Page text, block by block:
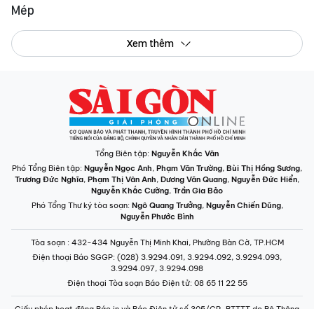
Mép
Xem thêm
Tổng Biên tập: Nguyễn Khắc Văn
Phó Tổng Biên tập: Nguyễn Ngọc Anh, Phạm Văn Trường, Bùi Thị Hồng Sương,
Trương Đức Nghĩa, Phạm Thị Vân Anh, Dương Văn Quang, Nguyễn Đức Hiển,
Nguyễn Khắc Cường, Trần Gia Bảo
Phó Tổng Thư ký tòa soạn: Ngô Quang Trưởng, Nguyễn Chiến Dũng,
Nguyễn Phước Bình
Tòa soạn : 432-434 Nguyễn Thị Minh Khai, Phường Bàn Cờ, TP.HCM
Điện thoại Báo SGGP: (028) 3.9294.091, 3.9294.092, 3.9294.093,
3.9294.097, 3.9294.098
Điện thoại Tòa soạn Báo Điện tử: 08 65 11 22 55